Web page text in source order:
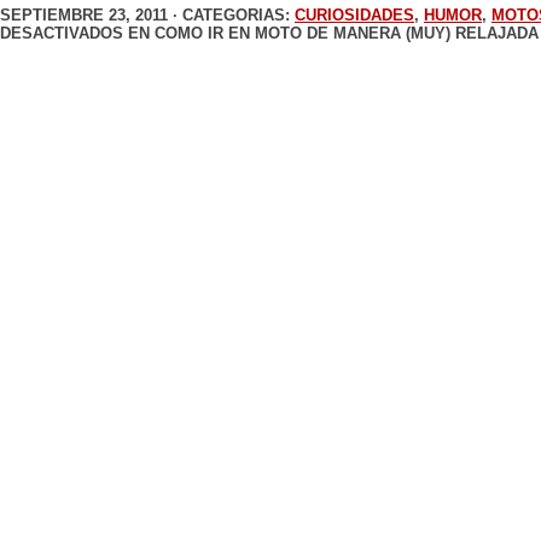
SEPTIEMBRE 23, 2011 · CATEGORIAS: CURIOSIDADES, HUMOR,
DESACTIVADOS EN COMO IR EN MOTO DE MANERA (MUY) RELAJADA